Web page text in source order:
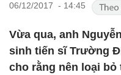
06/12/2017 - 14:45
Vừa qua, anh
sinh tiến sĩ Trường
cho rằng nên loại bỏ